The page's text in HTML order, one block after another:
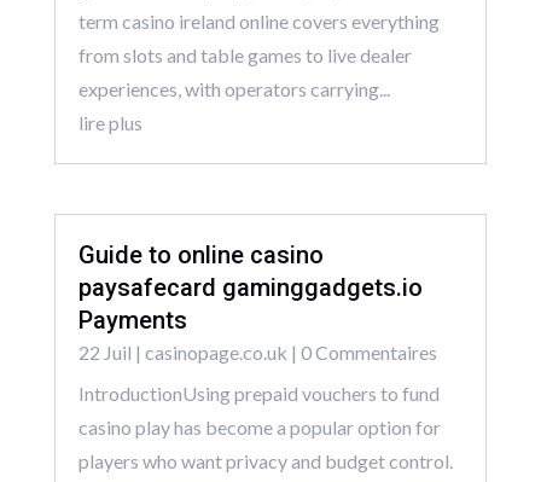
term casino ireland online covers everything
from slots and table games to live dealer
experiences, with operators carrying...
lire plus
Guide to online casino
paysafecard gaminggadgets.io
Payments
22 Juil | casinopage.co.uk | 0 Commentaires
IntroductionUsing prepaid vouchers to fund
casino play has become a popular option for
players who want privacy and budget control.